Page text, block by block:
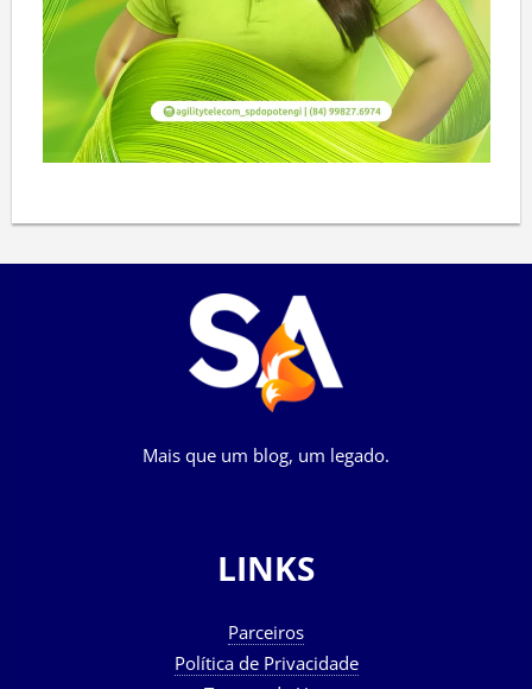
Mais que um blog, um legado.
LINKS
Parceiros
Política de Privacidade